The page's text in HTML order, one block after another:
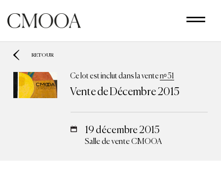
contenu
principal
RETOUR
Ce lot est inclut dans la ventenᵒ 51
Vente de Décembre 2015
19 décembre 2015
Salle de vente CMOOA